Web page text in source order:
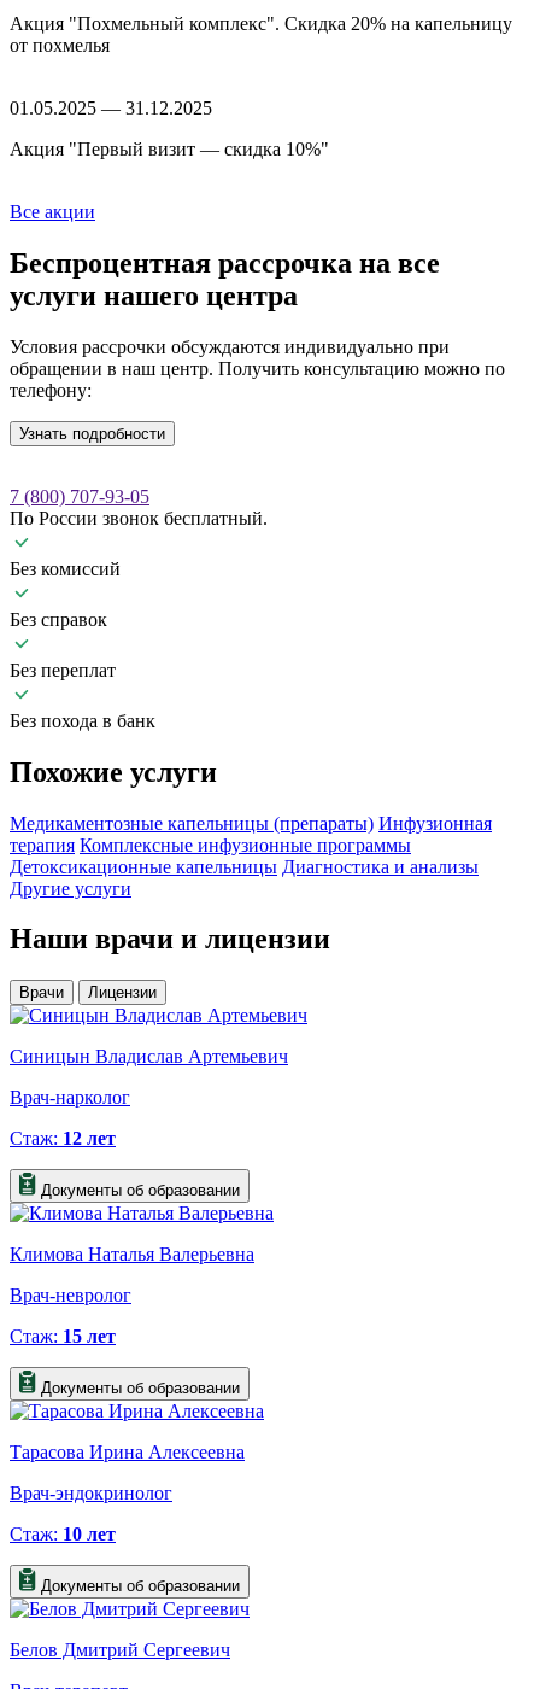
Акция "Похмельный комплекс". Скидка 20% на капельницу
от похмелья
01.05.2025 — 31.12.2025
Акция "Первый визит — скидка 10%"
Все акции
Беспроцентная рассрочка на все
услуги нашего центра
Условия рассрочки обсуждаются индивидуально при
обращении в наш центр. Получить консультацию можно по
телефону:
Узнать подробности
7 (800) 707-93-05
По России звонок бесплатный.
Без комиссий
Без справок
Без переплат
Без похода в банк
Похожие услуги
Медикаментозные капельницы (препараты) Инфузионная
терапия Комплексные инфузионные программы
Детоксикационные капельницы Диагностика и анализы
Другие услуги
Наши врачи и лицензии
Врачи Лицензии
Синицын Владислав Артемьевич
Врач-нарколог
Стаж: 12 лет
Документы об образовании
Климова Наталья Валерьевна
Врач-невролог
Стаж: 15 лет
Документы об образовании
Тарасова Ирина Алексеевна
Врач-эндокринолог
Стаж: 10 лет
Документы об образовании
Белов Дмитрий Сергеевич